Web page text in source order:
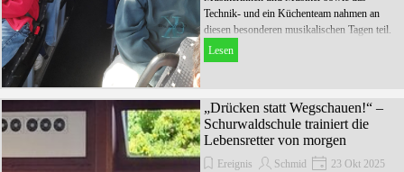
Technik- und ein Küchenteam nahmen an
diesen besonderen musikalischen Tagen teil.
Lesen
„Drücken statt Wegschauen!“ –
Schurwaldschule trainiert die
Lebensretter von morgen
Ereignis Schmid
23 Okt 2025